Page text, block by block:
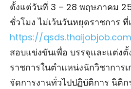
ตั้งแต่วันที่ 3 – 28 พฤษภาคม
ชั่วโมง ไม่เว้นวันหยุดราชการ ที่
https://qsds.thaijobjob.com
สอบแข่งขันเพื่อ บรรจุและแต่งตั้
ราชการในตำแหน่งนักวิชาการ
จัดการงานทั่วไปปฏิบัติการ นิติ